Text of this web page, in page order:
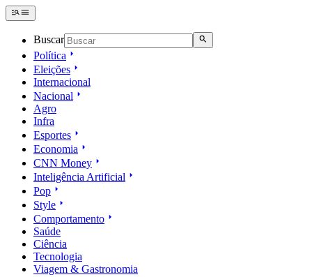
Buscar
Política
Eleições
Internacional
Nacional
Agro
Infra
Esportes
Economia
CNN Money
Inteligência Artificial
Pop
Style
Comportamento
Saúde
Ciência
Tecnologia
Viagem & Gastronomia